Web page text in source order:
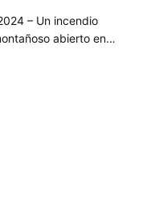
– Un incendio
abierto en…